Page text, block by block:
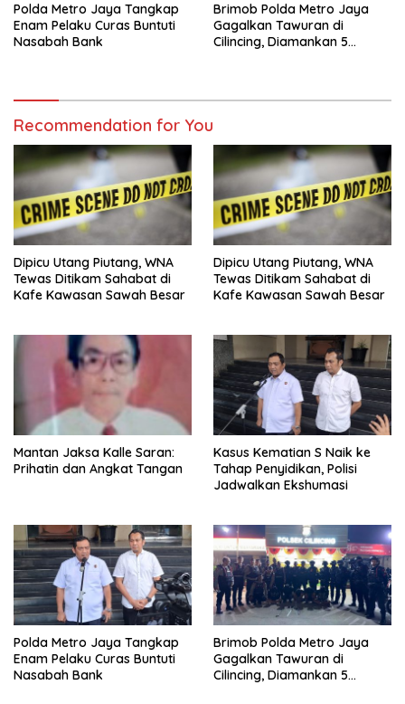
Polda Metro Jaya Tangkap
Enam Pelaku Curas Buntuti
Nasabah Bank
Brimob Polda Metro Jaya
Gagalkan Tawuran di
Cilincing, Diamankan 5
Recommendation for You
Dipicu Utang Piutang, WNA
Tewas Ditikam Sahabat di
Kafe Kawasan Sawah Besar
Dipicu Utang Piutang, WNA
Tewas Ditikam Sahabat di
Kafe Kawasan Sawah Besar
Mantan Jaksa Kalle Saran:
Prihatin dan Angkat Tangan
Kasus Kematian S Naik ke
Tahap Penyidikan, Polisi
Jadwalkan Ekshumasi
Polda Metro Jaya Tangkap
Enam Pelaku Curas Buntuti
Nasabah Bank
Brimob Polda Metro Jaya
Gagalkan Tawuran di
Cilincing, Diamankan 5